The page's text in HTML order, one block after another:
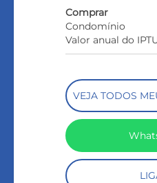
Comprar
Condomínio
Valor anual do
VEJA TODOS